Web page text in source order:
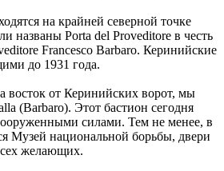
на крайней северной точке
названы Porta del Proveditore в честь
Francesco Barbaro. Керинийские
до 1931 года.
восток от Керинийских ворот, мы
(Barbaro). Этот бастион сегодня
силами. Тем не менее, в
Музей национальной борьбы, двери
желающих.